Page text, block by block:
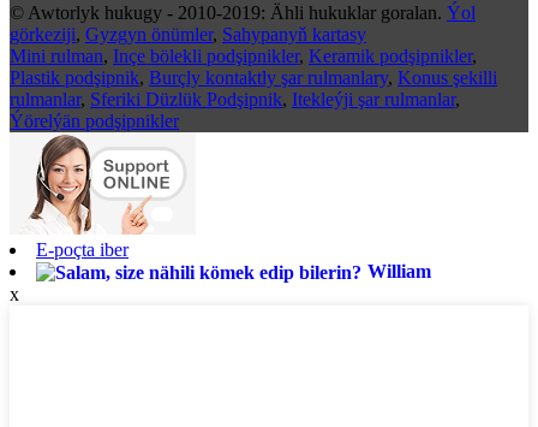
© Awtorlyk hukugy - 2010-2019: Ähli hukuklar goralan. Ýol
görkeziji, Gyzgyn önümler, Sahypanyň kartasy
Mini rulman, Inçe bölekli podşipnikler, Keramik podşipnikler,
Plastik podşipnik, Burçly kontaktly şar rulmanlary, Konus şekilli
rulmanlar, Sferiki Düzlük Podşipnik, Itekleýji şar rulmanlar,
Ýörelýän podşipnikler
E-poçta iber
William
x